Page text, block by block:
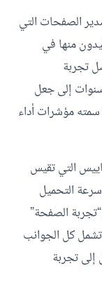
الصفحات التي
منها في
تجربة
إلى جعل
سمته مؤشرات أداء
التي تقيس
التحميل
الصفحة”
تشمل كل الجوانب
إلى تجربة